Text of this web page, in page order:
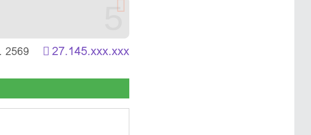
5
2569
27.145.xxx.xxx